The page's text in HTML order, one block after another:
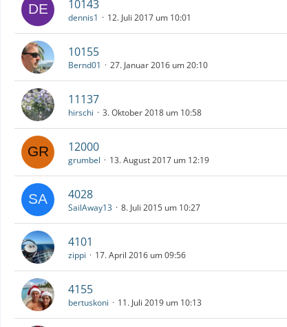
10143
dennis1 12. Juli 2017 um 10:01
10155
Bernd01 27. Januar 2016 um 20:10
11137
hirschi 3. Oktober 2018 um 10:58
12000
grumbel 13. August 2017 um 12:19
4028
SailAway13 8. Juli 2015 um 10:27
4101
zippi 17. April 2016 um 09:56
4155
bertuskoni 11. Juli 2019 um 10:13